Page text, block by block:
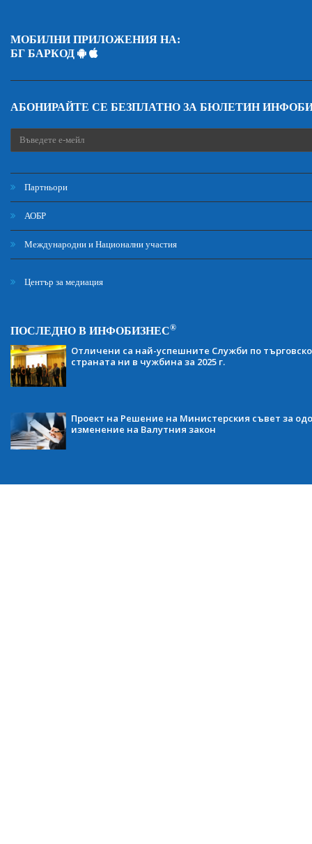
МОБИЛНИ ПРИЛОЖЕНИЯ НА:
БГ БАРКОД
АБОНИРАЙТЕ СЕ БЕЗПЛАТНО ЗА БЮЛЕТИН
Партньори
АОБР
Международни и Национални участия
Център за медиация
ПОСЛЕДНО В ИНФОБИЗНЕС®
Отличени са най-успешните Служби по
страната ни в чужбина за 2025 г.
Проект на Решение на Министерския съвет за
изменение на Валутния закон